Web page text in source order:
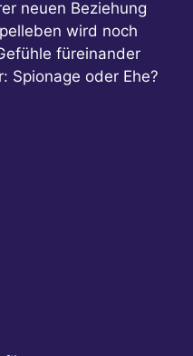
neuen Beziehung
wird noch
füreinander
Spionage oder Ehe?